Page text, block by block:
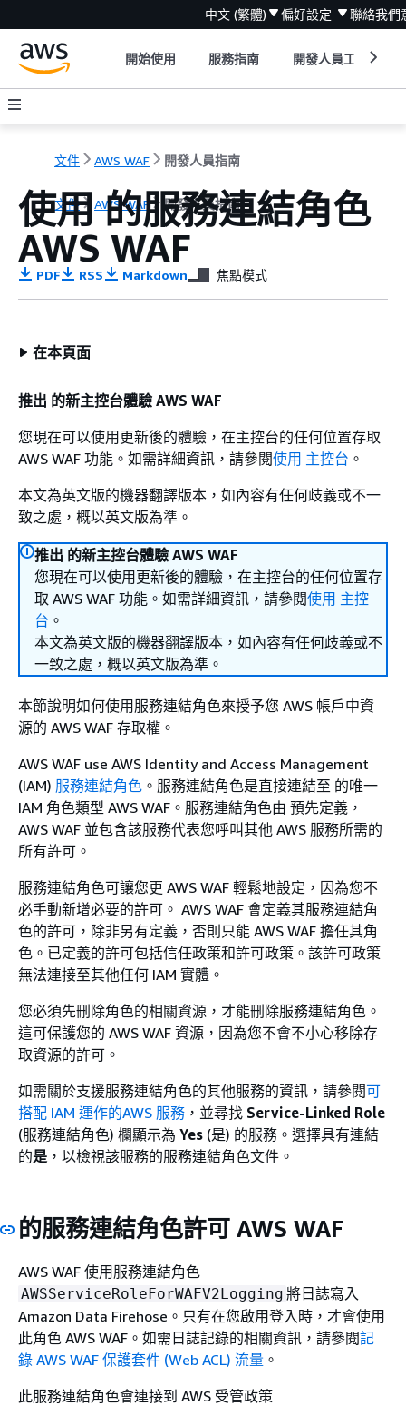
中文 (繁體) 偏好設定 聯絡我們
開始使用 服務指南 開發人員工具
文件 AWS WAF 開發人員指南
文件 AWS WAF 開發人員指南
使用 的服務連結角色
AWS WAF
PDF RSS Markdown 焦點模式
在本頁面
推出 的新主控台體驗 AWS WAF
您現在可以使用更新後的體驗，在主控台的任何位置存取
AWS WAF 功能。如需詳細資訊，請參閱使用 主控台 。
本文為英文版的機器翻譯版本，如內容有任何歧義或不一
致之處，概以英文版為準。
推出 的新主控台體驗 AWS WAF
您現在可以使用更新後的體驗，在主控台的任何位置存
取 AWS WAF 功能。如需詳細資訊，請參閱使用 主控
台 。
本文為英文版的機器翻譯版本，如內容有任何歧義或不
一致之處，概以英文版為準。
本節說明如何使用服務連結角色來授予您 AWS 帳戶中資
源的 AWS WAF 存取權。
AWS WAF use AWS Identity and Access Management
(IAM) 服務連結角色 。服務連結角色是直接連結至 的唯一
IAM 角色類型 AWS WAF。服務連結角色由 預先定義，
AWS WAF 並包含該服務代表您呼叫其他 AWS 服務所需的
所有許可。
服務連結角色可讓您更 AWS WAF 輕鬆地設定，因為您不
必手動新增必要的許可。 AWS WAF 會定義其服務連結角
色的許可，除非另有定義，否則只能 AWS WAF 擔任其角
色。已定義的許可包括信任政策和許可政策。該許可政策
無法連接至其他任何 IAM 實體。
您必須先刪除角色的相關資源，才能刪除服務連結角色。
這可保護您的 AWS WAF 資源，因為您不會不小心移除存
取資源的許可。
如需關於支援服務連結角色的其他服務的資訊，請參閱可
搭配 IAM 運作的AWS 服務 ，並尋找 Service-Linked Role
(服務連結角色) 欄顯示為 Yes (是) 的服務。選擇具有連結
的是，以檢視該服務的服務連結角色文件。
的服務連結角色許可 AWS WAF
AWS WAF 使用服務連結角色
AWSServiceRoleForWAFV2Logging 將日誌寫入
Amazon Data Firehose。只有在您啟用登入時，才會使用
此角色 AWS WAF。如需日誌記錄的相關資訊，請參閱記
錄 AWS WAF 保護套件 (Web ACL) 流量 。
此服務連結角色會連接到 AWS 受管政策